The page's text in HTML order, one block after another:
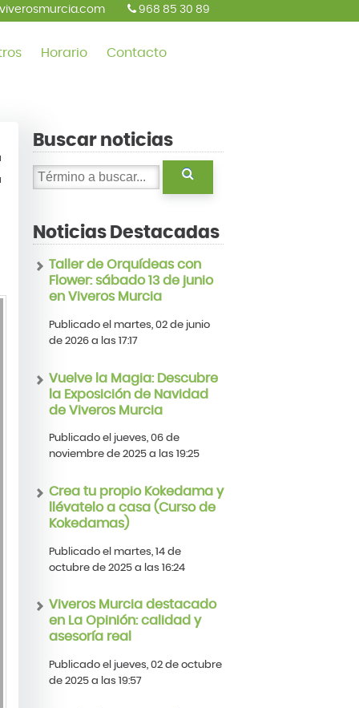
968 85 30 89
Horario Contacto
Buscar noticias
Noticias Destacadas
Taller de Orquídeas con
Flower: sábado 13 de junio
en Viveros Murcia
Publicado el martes, 02 de junio
de 2026 a las 17:17
Vuelve la Magia: Descubre
la Exposición de Navidad
de Viveros Murcia
Publicado el jueves, 06 de
noviembre de 2025 a las 19:25
Crea tu propio Kokedama y
llévatelo a casa (Curso de
Kokedamas)
Publicado el martes, 14 de
octubre de 2025 a las 16:24
Viveros Murcia destacado
en La Opinión: calidad y
asesoría real
Publicado el jueves, 02 de octubre
de 2025 a las 19:57